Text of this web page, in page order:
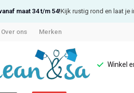
maat 34 t/m 54!Kijk rustig rond en laat je
Over ons Merken
Winkel